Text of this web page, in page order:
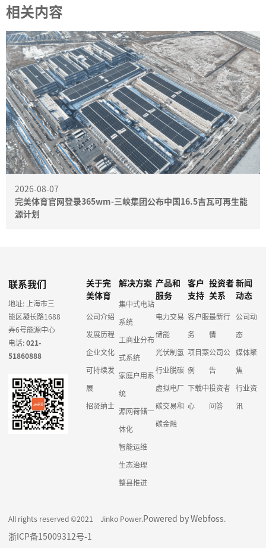
相关内容
2026-08-07
完美体育官网登录365wm-三峡集团公布中国16.5吉瓦可再生能
源计划
联系我们
地址: 上海市三
能区凝长路1688
弄6号能源中心
电话:021-
51860888
关于完
美体育
公司介绍
发展历程
企业文化
可持续发
展
招贤纳士
解决方案
集中式电站
系统
工商业分布
式系统
家庭户用系
统
源网荷储一
体化
智能运维
生态治理
整县推进
产品和
服务
电力交易
储能
光伏制氢
行业脱碳
虚拟电厂
碳交易和
碳金融
客户
支持
客户服
务
项目案
例
下载中
心
投资者
关系
最新行
情
公司公
告
投资者
问答
新闻
动态
公司动
态
媒体聚
焦
行业资
讯
All rights reserved ©2021 Jinko Power.Powered by Webfoss.
浙ICP备15009312号-1